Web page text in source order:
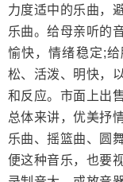
力度适中的乐曲，
乐曲。给母亲听的
愉快，情绪稳定;
松、活泼、明快，
和反应。市面上出
总体来讲，优美抒
乐曲、摇篮曲、圆
便这种音乐，也要